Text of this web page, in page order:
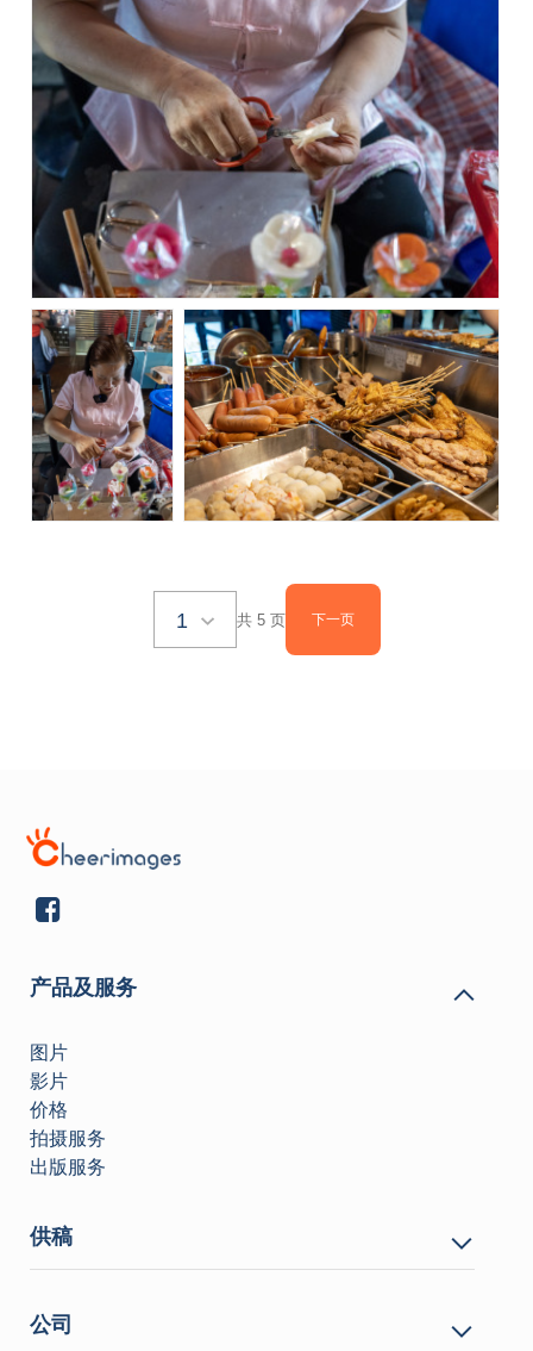
1 共 5 页 下一页
产品及服务
图片
影片
价格
拍摄服务
出版服务
供稿
公司